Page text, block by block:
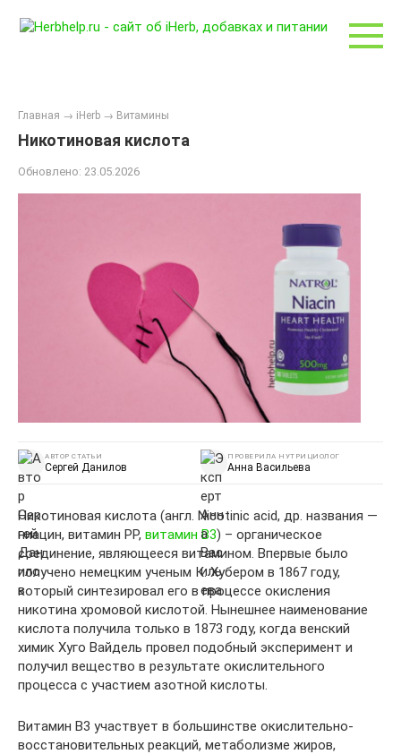
Главная → iHerb → Витамины
Никотиновая кислота
Обновлено: 23.05.2026
АВТОР СТАТЬИ
Сергей Данилов
ПРОВЕРИЛА НУТРИЦИОЛОГ
Анна Васильева
Никотиновая кислота (англ. Nicotinic acid, др. названия —
ниацин, витамин PP, витамин B3) – органическое
соединение, являющееся витамином. Впервые было
получено немецким ученым К. Хубером в 1867 году,
который синтезировал его в процессе окисления
никотина хромовой кислотой. Нынешнее наименование
кислота получила только в 1873 году, когда венский
химик Хуго Вайдель провел подобный эксперимент и
получил вещество в результате окислительного
процесса с участием азотной кислоты.
Витамин B3 участвует в большинстве окислительно-
восстановительных реакций, метаболизме жиров,